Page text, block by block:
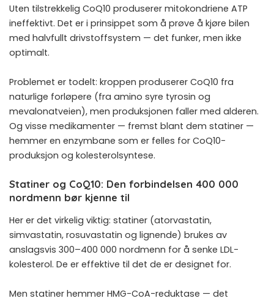
Uten tilstrekkelig CoQ10 produserer mitokondriene ATP
ineffektivt. Det er i prinsippet som å prøve å kjøre bilen
med halvfullt drivstoffsystem — det funker, men ikke
optimalt.
Problemet er todelt: kroppen produserer CoQ10 fra
naturlige forløpere (fra amino syre tyrosin og
mevalonatveien), men produksjonen faller med alderen.
Og visse medikamenter — fremst blant dem statiner —
hemmer en enzymbane som er felles for CoQ10-
produksjon og kolesterolsyntese.
Statiner og CoQ10: Den forbindelsen 400 000
nordmenn bør kjenne til
Her er det virkelig viktig: statiner (atorvastatin,
simvastatin, rosuvastatin og lignende) brukes av
anslagsvis 300–400 000 nordmenn for å senke LDL-
kolesterol. De er effektive til det de er designet for.
Men statiner hemmer HMG-CoA-reduktase — det